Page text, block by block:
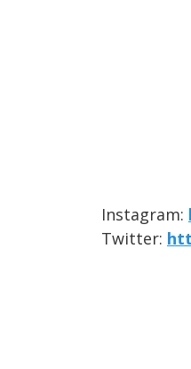
Instagram:
Twitter: